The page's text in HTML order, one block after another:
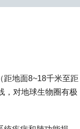
（距地面8~18千米至距
，对地球生物圈有极